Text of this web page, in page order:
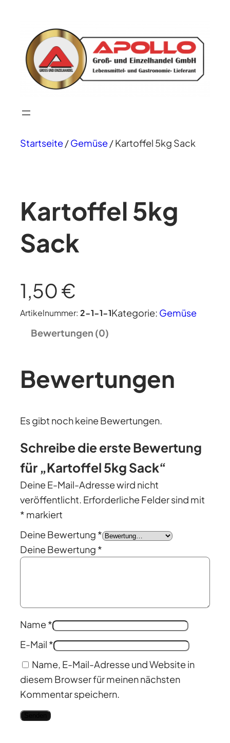
Startseite/Gemüse/ Kartoffel 5kg Sack
Kartoffel 5kg
Sack
1,50€
Artikelnummer:2-1-1-1Kategorie: Gemüse
Bewertungen (0)
Bewertungen
Es gibt noch keine Bewertungen.
Schreibe die erste Bewertung
für „Kartoffel 5kg Sack“
Deine E-Mail-Adresse wird nicht
veröffentlicht. Erforderliche Felder sind mit
* markiert
Deine Bewertung *
Deine Bewertung *
Name*
E-Mail *
Name, E-Mail-Adresse und Website in
diesem Browser für meinen nächsten
Kommentar speichern.